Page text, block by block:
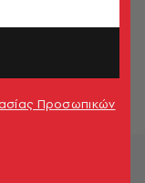
με πολυτελές
Προσωπικών